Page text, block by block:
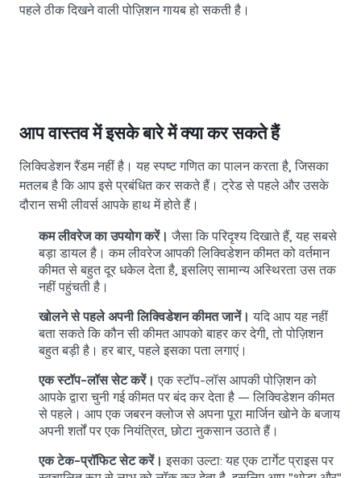
पहले ठीक दिखने वाली पोज़िशन गायब हो सकती है।
आप वास्तव में इसके बारे में क्या कर सकते हैं
लिक्विडेशन रैंडम नहीं है। यह स्पष्ट गणित का पालन करता है, जिसका
मतलब है कि आप इसे प्रबंधित कर सकते हैं। ट्रेड से पहले और उसके
दौरान सभी लीवर्स आपके हाथ में होते हैं।
कम लीवरेज का उपयोग करें। जैसा कि परिदृश्य दिखाते हैं, यह सबसे
बड़ा डायल है। कम लीवरेज आपकी लिक्विडेशन कीमत को वर्तमान
कीमत से बहुत दूर धकेल देता है, इसलिए सामान्य अस्थिरता उस तक
नहीं पहुंचती है।
खोलने से पहले अपनी लिक्विडेशन कीमत जानें। यदि आप यह नहीं
बता सकते कि कौन सी कीमत आपको बाहर कर देगी, तो पोज़िशन
बहुत बड़ी है। हर बार, पहले इसका पता लगाएं।
एक स्टॉप-लॉस सेट करें। एक स्टॉप-लॉस आपकी पोज़िशन को
आपके द्वारा चुनी गई कीमत पर बंद कर देता है — लिक्विडेशन कीमत
से पहले। आप एक जबरन क्लोज से अपना पूरा मार्जिन खोने के बजाय
अपनी शर्तों पर एक नियंत्रित, छोटा नुकसान उठाते हैं।
एक टेक-प्रॉफिट सेट करें। इसका उल्टा: यह एक टार्गेट प्राइस पर